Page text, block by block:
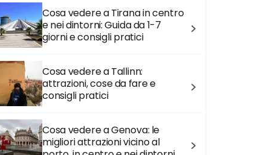
Cosa vedere a Tirana in centro
e nei dintorni: Guida da 1-7
giorni e consigli pratici
Cosa vedere a Tallinn:
attrazioni, cose da fare e
consigli pratici
Cosa vedere a Genova: le
migliori attrazioni vicino al